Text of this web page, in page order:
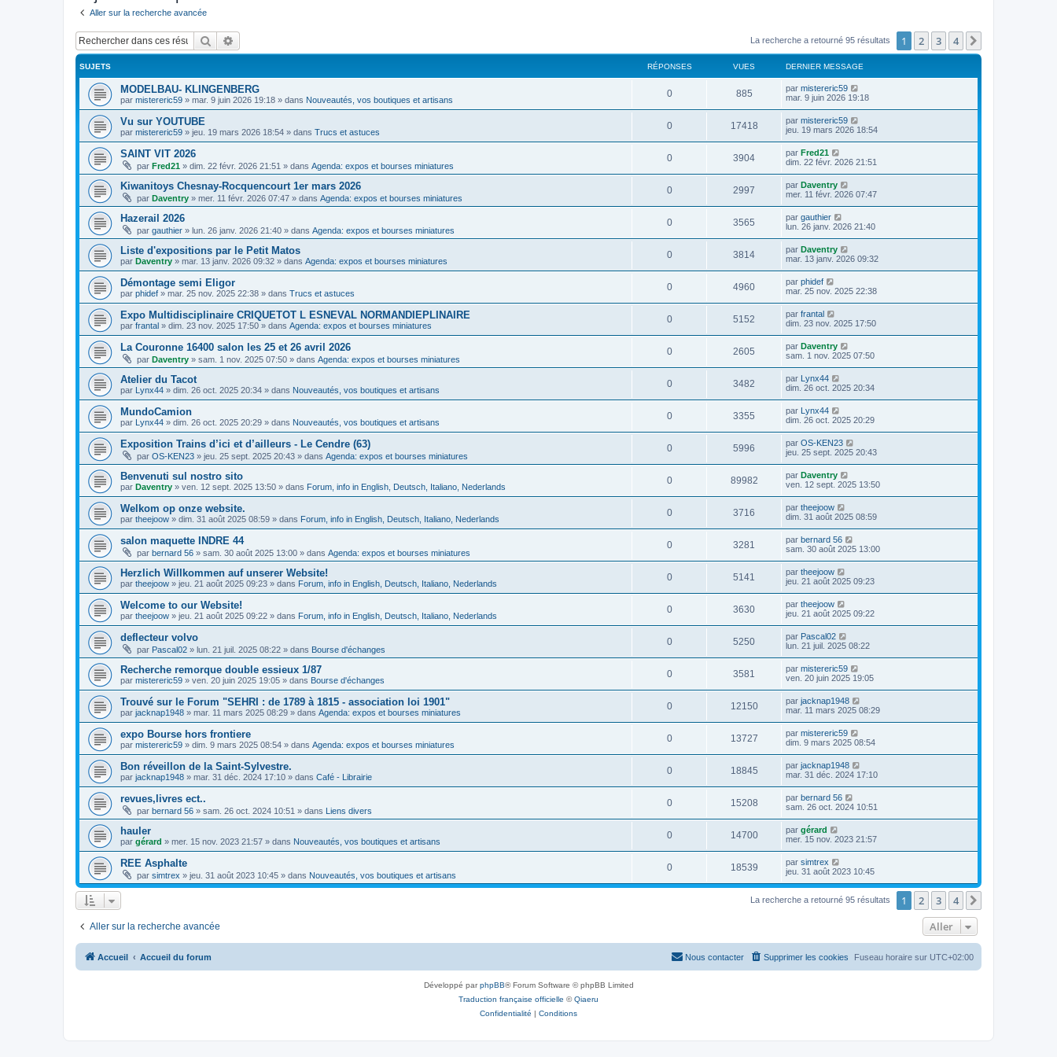
Aller sur la recherche avancée
Rechercher La recherche a retourné 95 résultats 1 2 3 4
SUJETS RÉPONSES VUES DERNIER MESSAGE
MODELBAU- KLINGENBERG
par mistereric59 » mar. 9 juin 2026 19:18 » dans Nouveautés, vos boutiques et artisans
0 885 par mistereric59
mar. 9 juin 2026 19:18
Vu sur YOUTUBE
par mistereric59 » jeu. 19 mars 2026 18:54 » dans Trucs et astuces
0 17418 par mistereric59
jeu. 19 mars 2026 18:54
SAINT VIT 2026
par Fred21 » dim. 22 févr. 2026 21:51 » dans Agenda: expos et bourses miniatures
0 3904 par Fred21
dim. 22 févr. 2026 21:51
Kiwanitoys Chesnay-Rocquencourt 1er mars 2026
par Daventry » mer. 11 févr. 2026 07:47 » dans Agenda: expos et bourses miniatures
0 2997 par Daventry
mer. 11 févr. 2026 07:47
Hazerail 2026
par gauthier » lun. 26 janv. 2026 21:40 » dans Agenda: expos et bourses miniatures
0 3565 par gauthier
lun. 26 janv. 2026 21:40
Liste d'expositions par le Petit Matos
par Daventry » mar. 13 janv. 2026 09:32 » dans Agenda: expos et bourses miniatures
0 3814 par Daventry
mar. 13 janv. 2026 09:32
Démontage semi Eligor
par phidef » mar. 25 nov. 2025 22:38 » dans Trucs et astuces
0 4960 par phidef
mar. 25 nov. 2025 22:38
Expo Multidisciplinaire CRIQUETOT L ESNEVAL NORMANDIEPLINAIRE
par frantal » dim. 23 nov. 2025 17:50 » dans Agenda: expos et bourses miniatures
0 5152 par frantal
dim. 23 nov. 2025 17:50
La Couronne 16400 salon les 25 et 26 avril 2026
par Daventry » sam. 1 nov. 2025 07:50 » dans Agenda: expos et bourses miniatures
0 2605 par Daventry
sam. 1 nov. 2025 07:50
Atelier du Tacot
par Lynx44 » dim. 26 oct. 2025 20:34 » dans Nouveautés, vos boutiques et artisans
0 3482 par Lynx44
dim. 26 oct. 2025 20:34
MundoCamion
par Lynx44 » dim. 26 oct. 2025 20:29 » dans Nouveautés, vos boutiques et artisans
0 3355 par Lynx44
dim. 26 oct. 2025 20:29
Exposition Trains d’ici et d’ailleurs - Le Cendre (63)
par OS-KEN23 » jeu. 25 sept. 2025 20:43 » dans Agenda: expos et bourses miniatures
0 5996 par OS-KEN23
jeu. 25 sept. 2025 20:43
Benvenuti sul nostro sito
par Daventry » ven. 12 sept. 2025 13:50 » dans Forum, info in English, Deutsch, Italiano, Nederlands
0 89982 par Daventry
ven. 12 sept. 2025 13:50
Welkom op onze website.
par theejoow » dim. 31 août 2025 08:59 » dans Forum, info in English, Deutsch, Italiano, Nederlands
0 3716 par theejoow
dim. 31 août 2025 08:59
salon maquette INDRE 44
par bernard 56 » sam. 30 août 2025 13:00 » dans Agenda: expos et bourses miniatures
0 3281 par bernard 56
sam. 30 août 2025 13:00
Herzlich Willkommen auf unserer Website!
par theejoow » jeu. 21 août 2025 09:23 » dans Forum, info in English, Deutsch, Italiano, Nederlands
0 5141 par theejoow
jeu. 21 août 2025 09:23
Welcome to our Website!
par theejoow » jeu. 21 août 2025 09:22 » dans Forum, info in English, Deutsch, Italiano, Nederlands
0 3630 par theejoow
jeu. 21 août 2025 09:22
deflecteur volvo
par Pascal02 » lun. 21 juil. 2025 08:22 » dans Bourse d'échanges
0 5250 par Pascal02
lun. 21 juil. 2025 08:22
Recherche remorque double essieux 1/87
par mistereric59 » ven. 20 juin 2025 19:05 » dans Bourse d'échanges
0 3581 par mistereric59
ven. 20 juin 2025 19:05
Trouvé sur le Forum "SEHRI : de 1789 à 1815 - association loi 1901"
par jacknap1948 » mar. 11 mars 2025 08:29 » dans Agenda: expos et bourses miniatures
0 12150 par jacknap1948
mar. 11 mars 2025 08:29
expo Bourse hors frontiere
par mistereric59 » dim. 9 mars 2025 08:54 » dans Agenda: expos et bourses miniatures
0 13727 par mistereric59
dim. 9 mars 2025 08:54
Bon réveillon de la Saint-Sylvestre.
par jacknap1948 » mar. 31 déc. 2024 17:10 » dans Café - Librairie
0 18845 par jacknap1948
mar. 31 déc. 2024 17:10
revues,livres ect..
par bernard 56 » sam. 26 oct. 2024 10:51 » dans Liens divers
0 15208 par bernard 56
sam. 26 oct. 2024 10:51
hauler
par gérard » mer. 15 nov. 2023 21:57 » dans Nouveautés, vos boutiques et artisans
0 14700 par gérard
mer. 15 nov. 2023 21:57
REE Asphalte
par simtrex » jeu. 31 août 2023 10:45 » dans Nouveautés, vos boutiques et artisans
0 18539 par simtrex
jeu. 31 août 2023 10:45
La recherche a retourné 95 résultats 1 2 3 4
Aller sur la recherche avancée Aller
Accueil Accueil du forum Fuseau horaire sur UTC+02:00
Supprimer les cookies
Nous contacter
Développé parphpBB® Forum Software © phpBB Limited
Traduction française officielle ©Qiaeru
Confidentialité | Conditions